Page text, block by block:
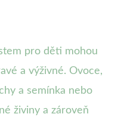
pro děti mohou
a výživné. Ovoce,
a semínka nebo
živiny a zároveň